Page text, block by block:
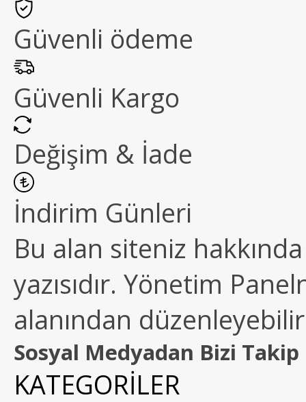
Güvenli ödeme
Güvenli Kargo
Değişim & İade
İndirim Günleri
Bu alan siteniz
yazısıdır. Yönetim
alanından
Sosyal Medyadan Bizi Takip
KATEGORİLER